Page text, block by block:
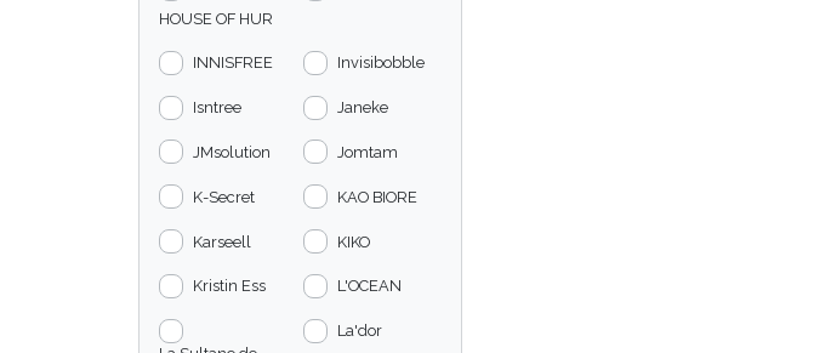
HOUSE OF HUR
INNISFREE Invisibobble
Isntree Janeke
JMsolution Jomtam
K-Secret KAO BIORE
Karseell KIKO
Kristin Ess L'OCEAN
La'dor